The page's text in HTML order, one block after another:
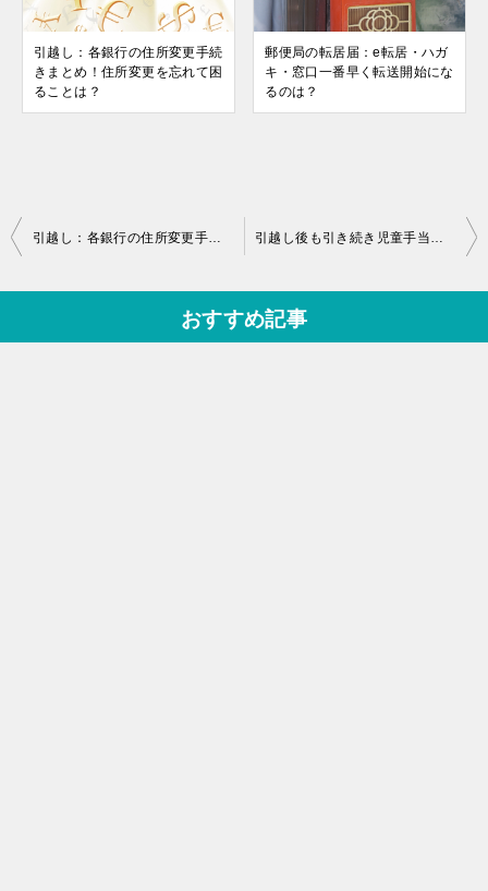
引越し：各銀行の住所変更手続
きまとめ！住所変更を忘れて困
ることは？
郵便局の転居届：e転居・ハガ
キ・窓口一番早く転送開始にな
るのは？
投
ビ
引越し：各銀行の住所変更手続きまとめ！住所変更を忘れて困ることは？ 引越し後も引き続き児童手当を受け取るには？期限や手続き方法を確認
おすすめ記事